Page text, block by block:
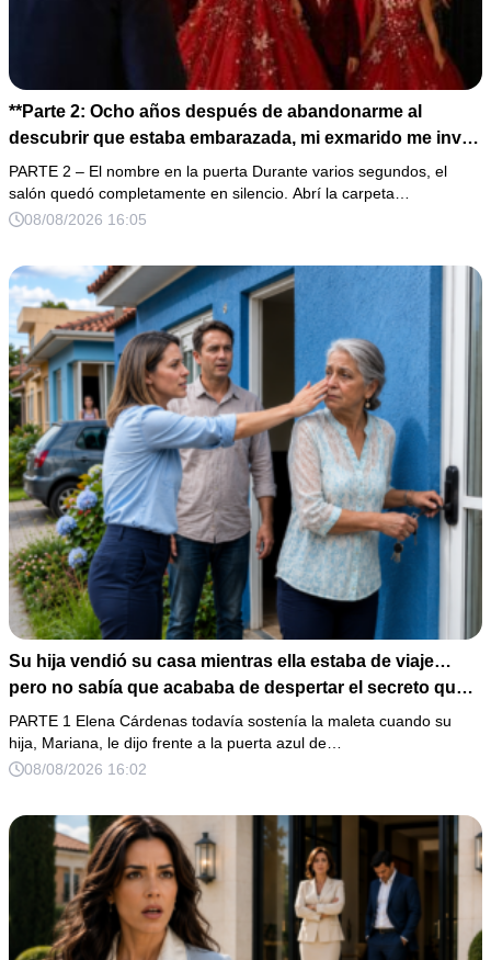
**Parte 2: Ocho años después de abandonarme al
descubrir que estaba embarazada, mi exmarido me invitó
a la cena de Navidad convencido de que podría burlarse
de la mujer a la que creía una fracasada y sin hijos. Lo
que jamás imaginó fue que esa noche sería él quien
PARTE 2 – El nombre en la puerta Durante varios segundos, el
salón quedó completamente en silencio. Abrí la carpeta…
08/08/2026 16:05
Su hija vendió su casa mientras ella estaba de viaje…
pero no sabía que acababa de despertar el secreto que
su padre dejó antes de morir
PARTE 1 Elena Cárdenas todavía sostenía la maleta cuando su
hija, Mariana, le dijo frente a la puerta azul de…
08/08/2026 16:02